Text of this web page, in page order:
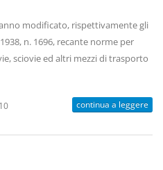
modificato, rispettivamente gli
n. 1696, recante norme per
sciovie ed altri mezzi di trasporto
continua a leggere